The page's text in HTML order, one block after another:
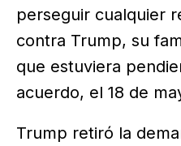
perseguir cualquier
contra Trump, su
que estuviera
acuerdo, el 18 de
Trump retiró la